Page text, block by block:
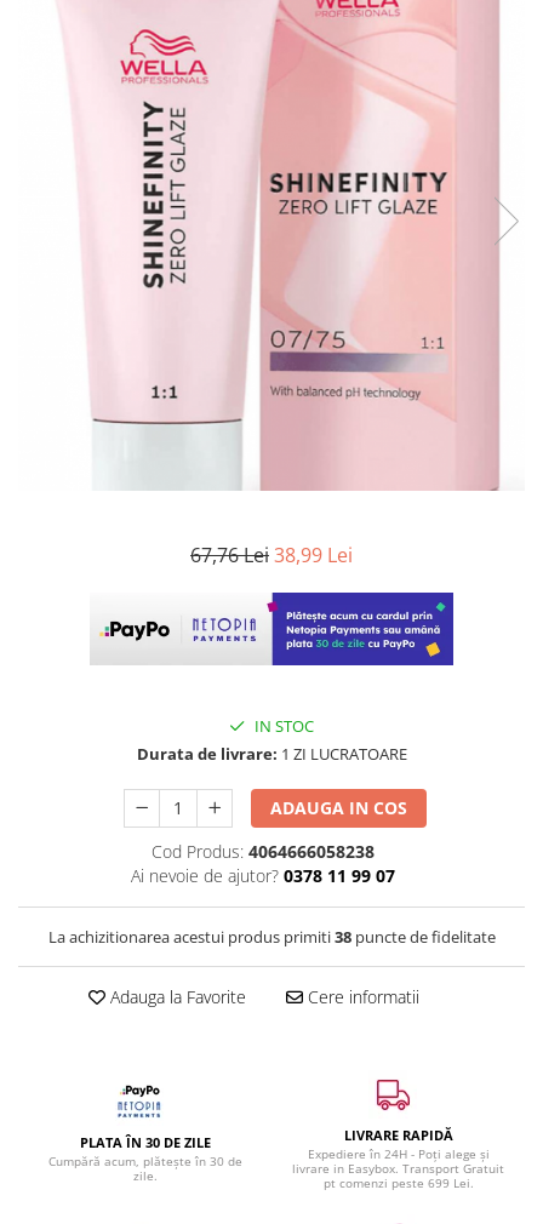
67,76 Lei38,99 Lei
IN STOC
Durata de livrare: 1 ZI LUCRATOARE
ADAUGA IN COS
Cod Produs: 4064666058238
Ai nevoie de ajutor? 0378 11 99 07
La achizitionarea acestui produs primiti38puncte de fidelitate
Adauga la Favorite Cere informatii
PLATA ÎN 30 DE ZILE
Cumpără acum, plătește în 30 de
zile.
LIVRARE RAPIDĂ
Expediere în 24H - Poți alege și
livrare in Easybox. Transport Gratuit
pt comenzi peste 699 Lei.